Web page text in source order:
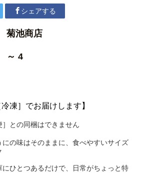
シェアする
菊池商店
～ 4
冷凍］でお届けします】
］との同梱はできません
にの味はそのままに、食べやすいサイズ
にひとつあるだけで、日常がちょっと特